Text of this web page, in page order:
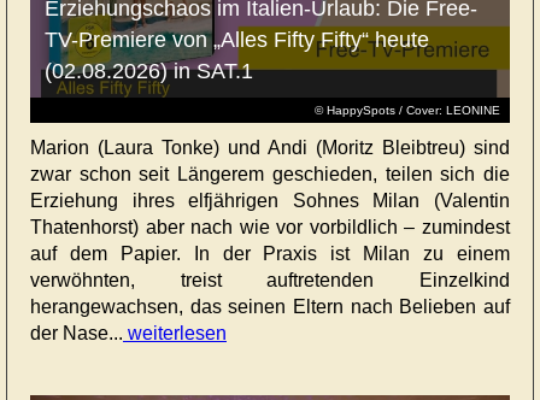
© HappySpots / Cover: LEONINE
Erziehungschaos im Italien-Urlaub: Die Free-
TV-Premiere von „Alles Fifty Fifty“ heute
(02.08.2026) in SAT.1
Marion (Laura Tonke) und Andi (Moritz Bleibtreu) sind
zwar schon seit Längerem geschieden, teilen sich die
Erziehung ihres elfjährigen Sohnes Milan (Valentin
Thatenhorst) aber nach wie vor vorbildlich – zumindest
auf dem Papier. In der Praxis ist Milan zu einem
verwöhnten, treist auftretenden Einzelkind
herangewachsen, das seinen Eltern nach Belieben auf
der Nase... weiterlesen